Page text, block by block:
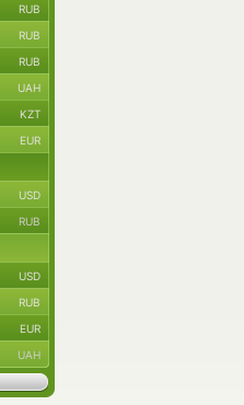
RUB
RUB
RUB
UAH
KZT
EUR
USD
RUB
USD
RUB
EUR
UAH